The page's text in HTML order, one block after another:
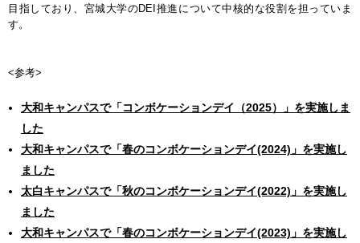
目指しており、宮城大学のDEI推進について中核的な役割を担っていま
す。
<参考>
大和キャンパスで「コンボケーションデイ（2025）」を実施しま
した
大和キャンパスで「春のコンボケーションデイ(2024)」を実施し
ました
太白キャンパスで「秋のコンボケーションデイ(2022)」を実施し
ました
大和キャンパスで「春のコンボケーションデイ(2023)」を実施し